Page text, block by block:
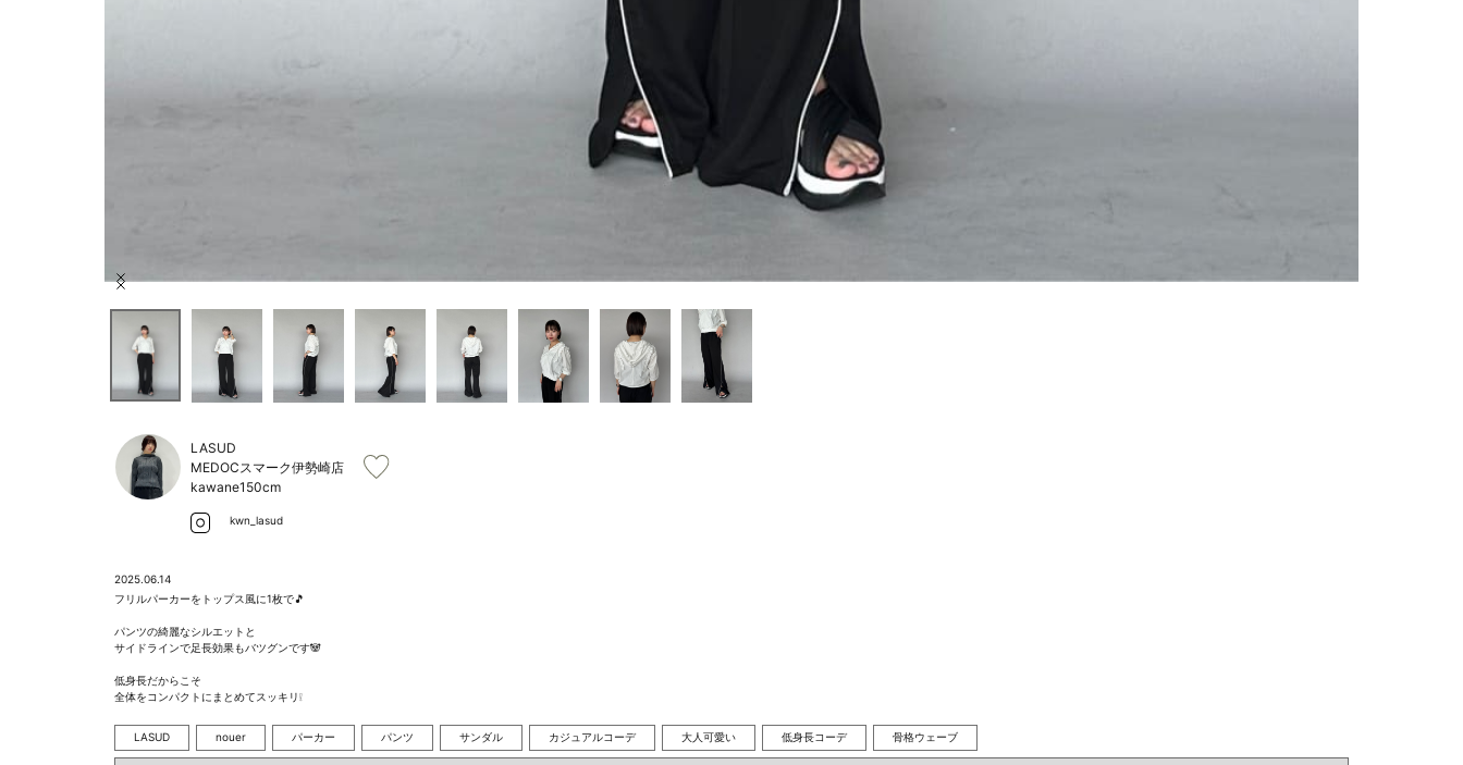
Item
LASUD
MEDOCスマーク伊勢崎店
kawane150cm
kwn_lasud
2025.06.14
フリルパーカーをトップス風に1枚で🎵
パンツの綺麗なシルエットと
サイドラインで足長効果もバツグンです🐼
低身長だからこそ
全体をコンパクトにまとめてスッキリ❕
LASUD nouer パーカー パンツ サンダル カジュアルコーデ 大人可愛い 低身長コーデ 骨格ウェーブ